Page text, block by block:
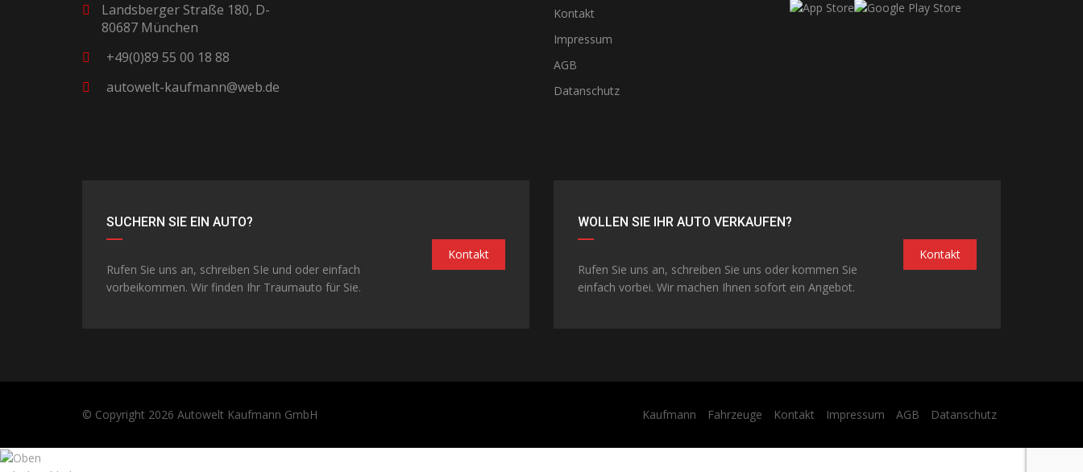
Landsberger Straße 180, D-
80687 München
+49(0)89 55 00 18 88
autowelt-kaufmann@web.de
Kontakt
Impressum
AGB
Datanschutz
SUCHERN SIE EIN AUTO?
Rufen Sie uns an, schreiben SIe und oder einfach
vorbeikommen. Wir finden Ihr Traumauto für Sie.
Kontakt
WOLLEN SIE IHR AUTO VERKAUFEN?
Rufen Sie uns an, schreiben Sie uns oder kommen Sie
einfach vorbei. Wir machen Ihnen sofort ein Angebot.
Kontakt
© Copyright 2026 Autowelt Kaufmann GmbH Kaufmann Fahrzeuge Kontakt Impressum AGB Datanschutz